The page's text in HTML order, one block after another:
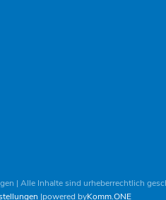
| Alle Inhalte sind urheberrechtlich
powered byKomm.ONE